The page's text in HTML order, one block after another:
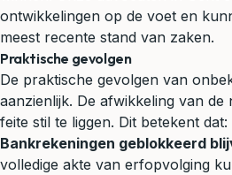
ontwikkelingen op de voet en
meest recente stand van zaken.
Praktische gevolgen
De praktische gevolgen van
aanzienlijk. De afwikkeling van
feite stil te liggen. Dit betekent dat:
Bankrekeningen geblokkeerd
volledige akte van erfopvolging